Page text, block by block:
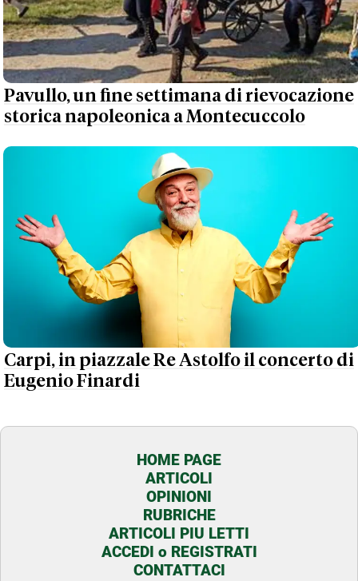
Pavullo, un fine settimana di rievocazione
storica napoleonica a Montecuccolo
Carpi, in piazzale Re Astolfo il concerto di
Eugenio Finardi
HOME PAGE
ARTICOLI
OPINIONI
RUBRICHE
ARTICOLI PIU LETTI
ACCEDI o REGISTRATI
CONTATTACI